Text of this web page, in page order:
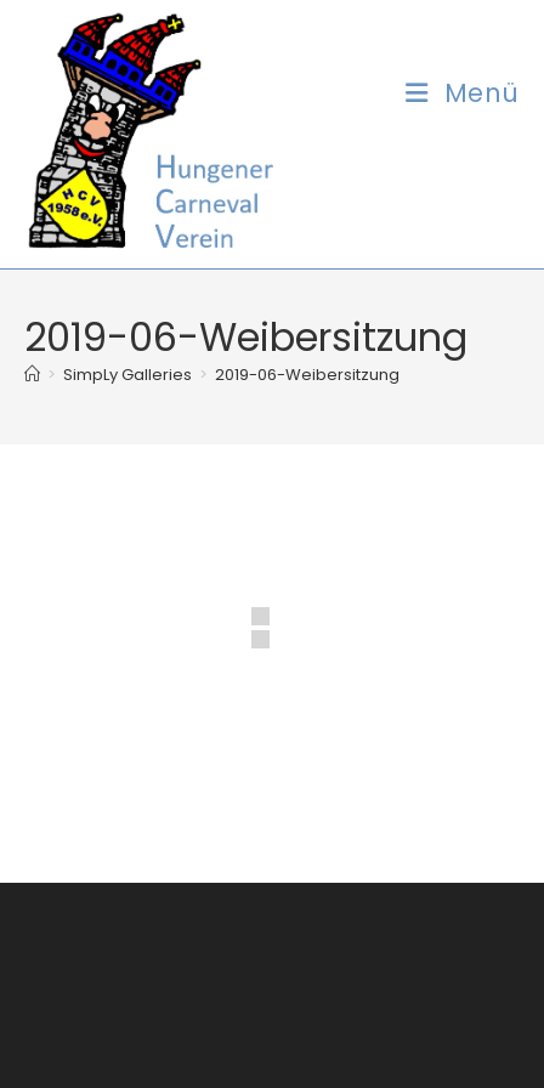
springen
Menü
2019-06-Weibersitzung
> SimpLy Galleries > 2019-06-Weibersitzung